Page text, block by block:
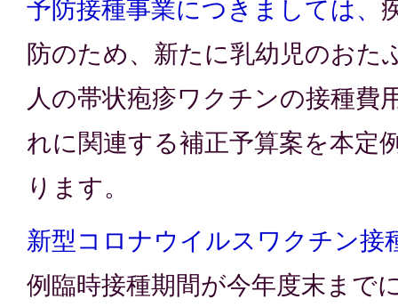
予防接種事業につきましては、
防のため、新たに乳幼児のおた
人の帯状疱疹ワクチンの接種費
れに関連する補正予算案を本定
ります。
新型コロナウイルスワクチン接
例臨時接種期間が今年度末まで